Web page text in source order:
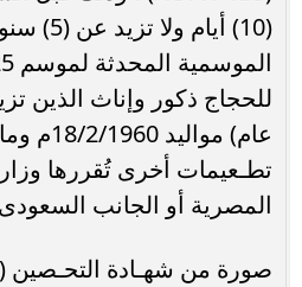
(10)
عام)
تطـعيمات أخرى تُقررها
المصرية أو الجانب